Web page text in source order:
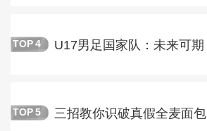
TOP 4 U17男足国家队：未来可期
TOP 5 三招教你识破真假全麦面包